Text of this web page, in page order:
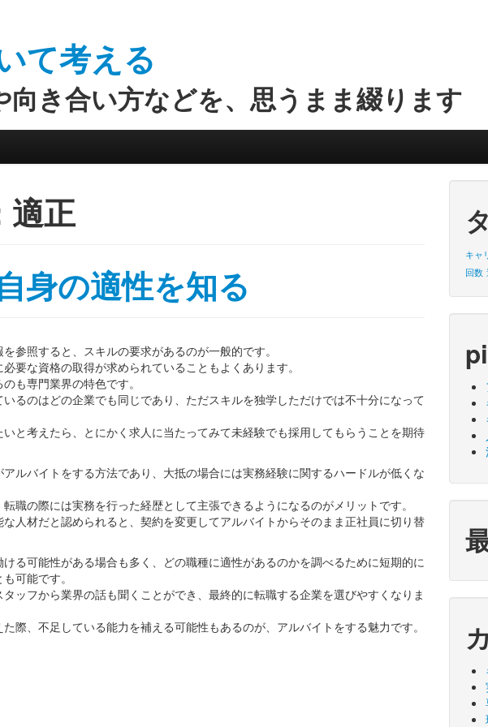
て考える
向き合い方などを、思うまま綴ります
適正
身の適性を知る
参照すると、スキルの要求があるのが一般的です。
要な資格の取得が求められていることもよくあります。
も専門業界の特色です。
るのはどの企業でも同じであり、ただスキルを独学しただけでは不十分になって
と考えたら、とにかく求人に当たってみて未経験でも採用してもらうことを期待
ルバイトをする方法であり、大抵の場合には実務経験に関するハードルが低くな
職の際には実務を行った経歴として主張できるようになるのがメリットです。
人材だと認められると、契約を変更してアルバイトからそのまま正社員に切り替
る可能性がある場合も多く、どの職種に適性があるのかを調べるために短期的に
可能です。
ッフから業界の話も聞くことができ、最終的に転職する企業を選びやすくなりま
際、不足している能力を補える可能性もあるのが、アルバイトをする魅力です。
キャ
回数